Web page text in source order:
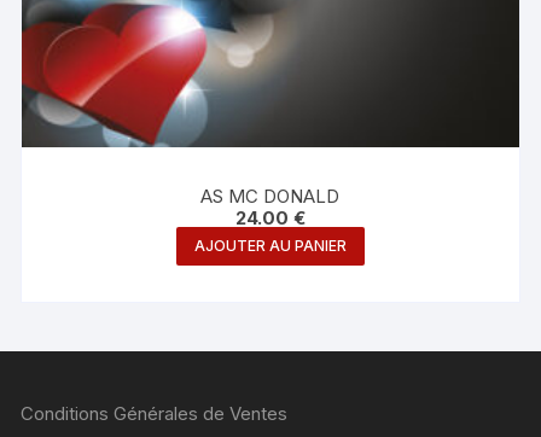
AS MC DONALD
24.00 €
AJOUTER AU PANIER
Conditions Générales de Ventes